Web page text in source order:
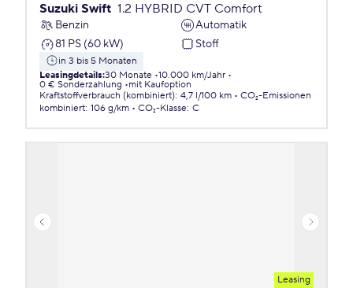
Suzuki Swift 1.2 HYBRID CVT Comfort
Benzin
Automatik
81 PS (60 kW)
Stoff
in 3 bis 5 Monaten
Leasingdetails:30 Monate 10.000 km/Jahr
0 € Sonderzahlung
mit Kaufoption
Kraftstoffverbrauch (kombiniert): 4,7 l/100 km
CO₂-Emissionen
kombiniert: 106 g/km CO₂-Klasse: C
Leasing